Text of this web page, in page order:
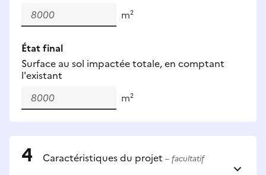
m²
État final
Surface au sol impactée totale, en comptant
l'existant
m²
Caractéristiques du projet – facultatif